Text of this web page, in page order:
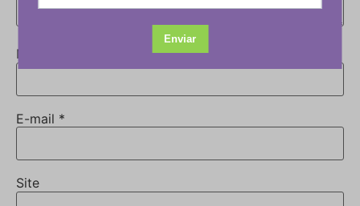
Nome
E-mail *
Site